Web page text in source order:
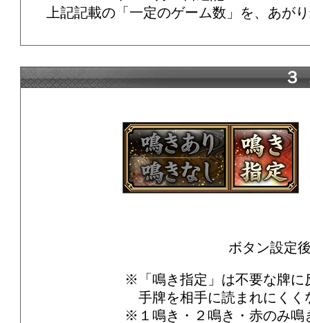
上記記載の「一定のゲーム数」を、あが
３
ボタン設定
※「鳴き指定」は不要な牌に
手牌を相手に読まれにくく
※１鳴き・２鳴き・赤のみ鳴